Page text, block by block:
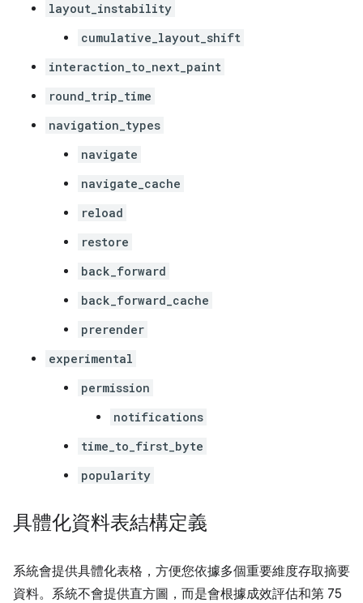
layout_instability
cumulative_layout_shift
interaction_to_next_paint
round_trip_time
navigation_types
navigate
navigate_cache
reload
restore
back_forward
back_forward_cache
prerender
experimental
permission
notifications
time_to_first_byte
popularity
具體化資料表結構定義
系統會提供具體化表格，方便您依據多個重要維度存取摘要
資料。系統不會提供直方圖，而是會根據成效評估和第 75